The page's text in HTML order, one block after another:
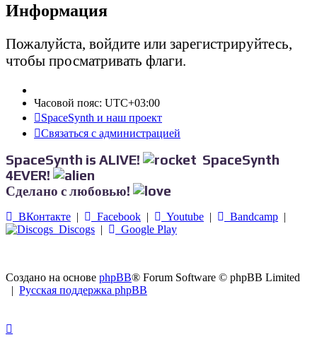
Информация
Пожалуйста, войдите или зарегистрируйтесь,
чтобы просматривать флаги.
Часовой пояс: UTC+03:00
SpaceSynth и наш проект
Связаться с администрацией
SpaceSynth is ALIVE!
SpaceSynth
4EVER!
Сделано с любовью!
ВКонтакте | Facebook | Youtube | Bandcamp |
Discogs | Google Play
Создано на основе phpBB® Forum Software © phpBB Limited
| Русская поддержка phpBB